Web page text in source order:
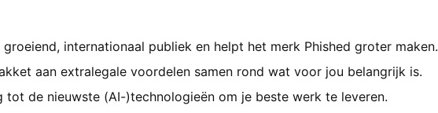
internationaal publiek en helpt het merk Phished groter maken.
aan extralegale voordelen samen rond wat voor jou belangrijk is.
tot de nieuwste (AI-)technologieën om je beste werk te leveren.